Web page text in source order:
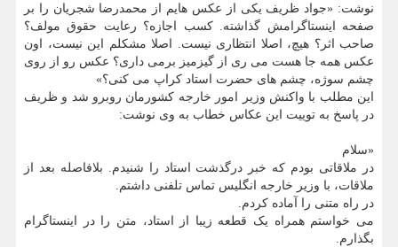
نوشت: «‏جواد ‎ظریف یکی از عکس هایم از ‎محمدرضا شجریان را بر
صفحه اینستاگرامش گذاشته. کسب اجازه؟ رعایت حقوق مولف؟
صاحب اثر؟ هیچ، اصلا انتظاری نیست. اصلا مشکلم این نیست، اون
عکس همه جا هست می ری از گیزمیز برمی داری؟ عکس رو از روی
چشم سوژه، چشم های حضرت استاد کراپ می کنی؟»
این مطلب با واکنش وزیر امور خارجه کشورمان روبرو شد و ظریف
در پاسخ به توییت این عکاس خطاب به وی نوشت:
«سلام
در ملاقاتی بودم که خبر درگذشت استاد را شنیدم. بلافاصله بعد از
ملاقات، با وزیر خارجه انگلیس تماس تلفنی داشتم.
در راه متنی را آماده کردم.
می خواستم همراه یک قطعه زیبا از استاد، متن را در اینستاگرام
بگذارم.